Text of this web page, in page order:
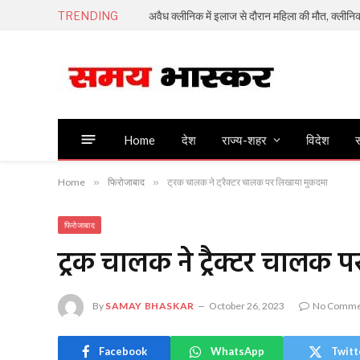
TRENDING अवैध क्लीनिक में इलाज से दौरान महिला की मौत,
Home देश राज्य-शहर विदेश
Home » फिरोजाबाद » ट्रक चालक ने ट्रैक्टर चालक पर लिखाया मुकदमा
फिरोजाबाद
ट्रक चालक ने ट्रैक्टर चालक
By SAMAY BHASKAR October 26, 2023 No
Facebook WhatsApp